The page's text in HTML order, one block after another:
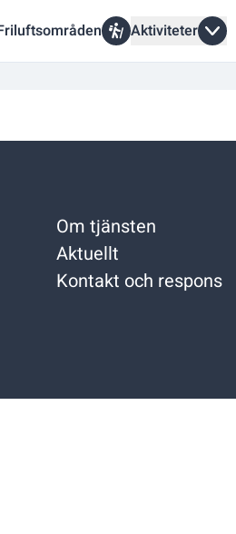
Aktiviteter
Om tjänsten
Aktuellt
Kontakt och respons